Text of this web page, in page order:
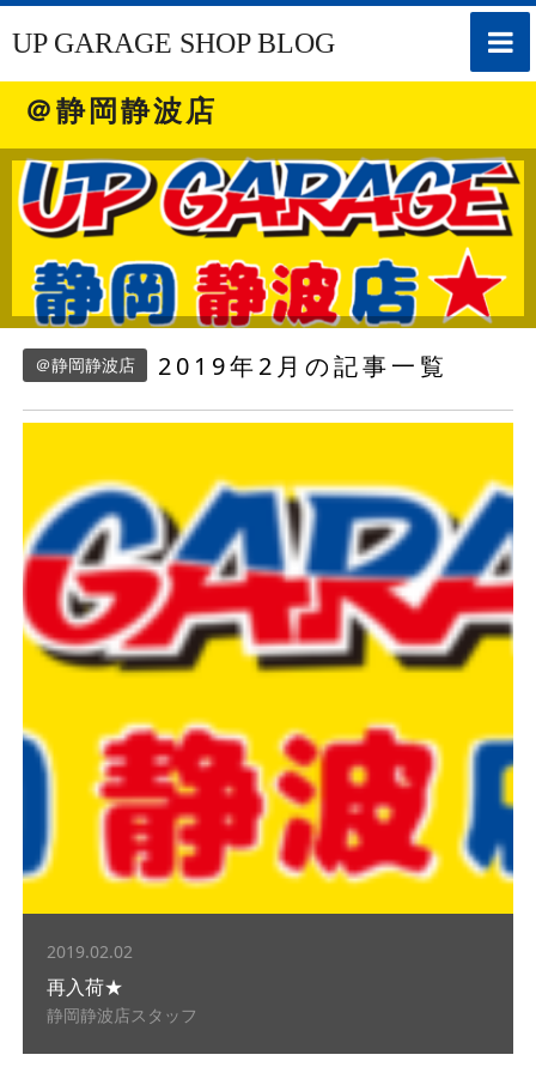
toggle
UP GARAGE SHOP BLOG
＠静岡静波店
＠静岡静波店 2019年2月の記事一覧
2019.02.02
再入荷★
静岡静波店スタッフ